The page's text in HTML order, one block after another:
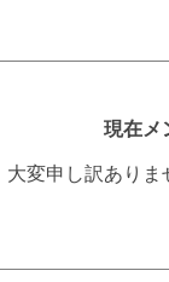
現在メ
大変申し訳あり